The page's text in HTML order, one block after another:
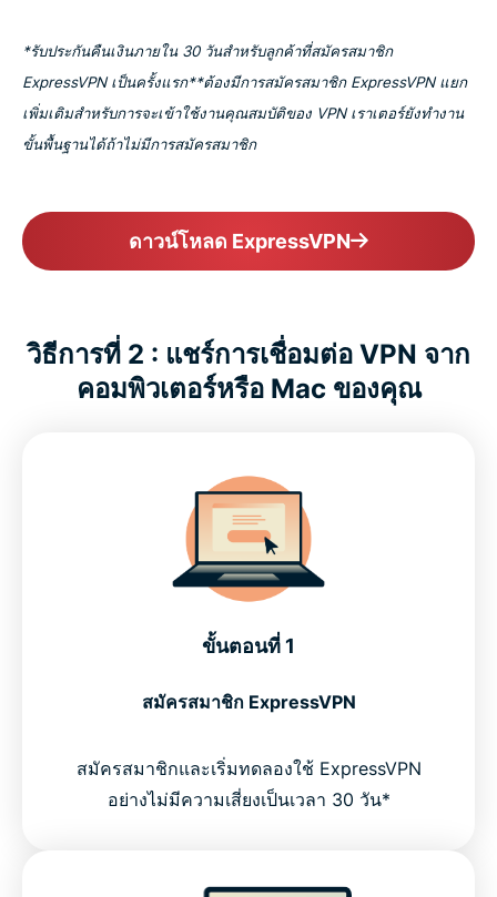
*รับประกันคืนเงินภายใน 30 วันสำหรับลูกค้าที่สมัครสมาชิก
ExpressVPN เป็นครั้งแรก**ต้องมีการสมัครสมาชิก ExpressVPN แยก
เพิ่มเติมสำหรับการจะเข้าใช้งานคุณสมบัติของ VPN เราเตอร์ยังทำงาน
ขั้นพื้นฐานได้ถ้าไม่มีการสมัครสมาชิก
ดาวน์โหลด ExpressVPN
วิธีการที่ 2 : แชร์การเชื่อมต่อ VPN จาก
คอมพิวเตอร์หรือ Mac ของคุณ
ขั้นตอนที่ 1
สมัครสมาชิก ExpressVPN
สมัครสมาชิกและเริ่มทดลองใช้ ExpressVPN
อย่างไม่มีความเสี่ยงเป็นเวลา 30 วัน*